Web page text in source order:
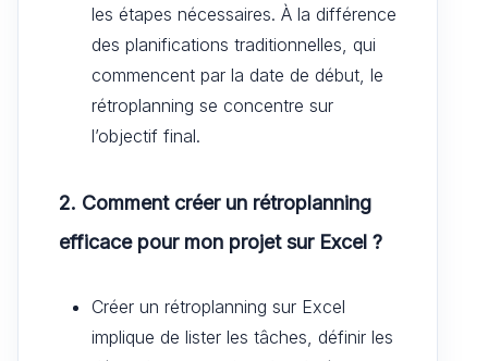
les étapes nécessaires. À la différence
des planifications traditionnelles, qui
commencent par la date de début, le
rétroplanning se concentre sur
l’objectif final.
2. Comment créer un rétroplanning
efficace pour mon projet sur Excel ?
Créer un rétroplanning sur Excel
implique de lister les tâches, définir les